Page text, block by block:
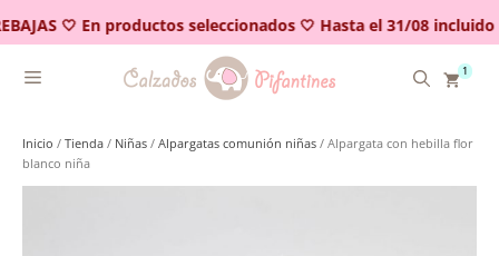
🤍 En productos seleccionados 🤍 Hasta el 31/08 incluido
al
contenido
1
Inicio / Tienda / Niñas / Alpargatas comunión niñas / Alpargata con hebilla flor
blanco niña